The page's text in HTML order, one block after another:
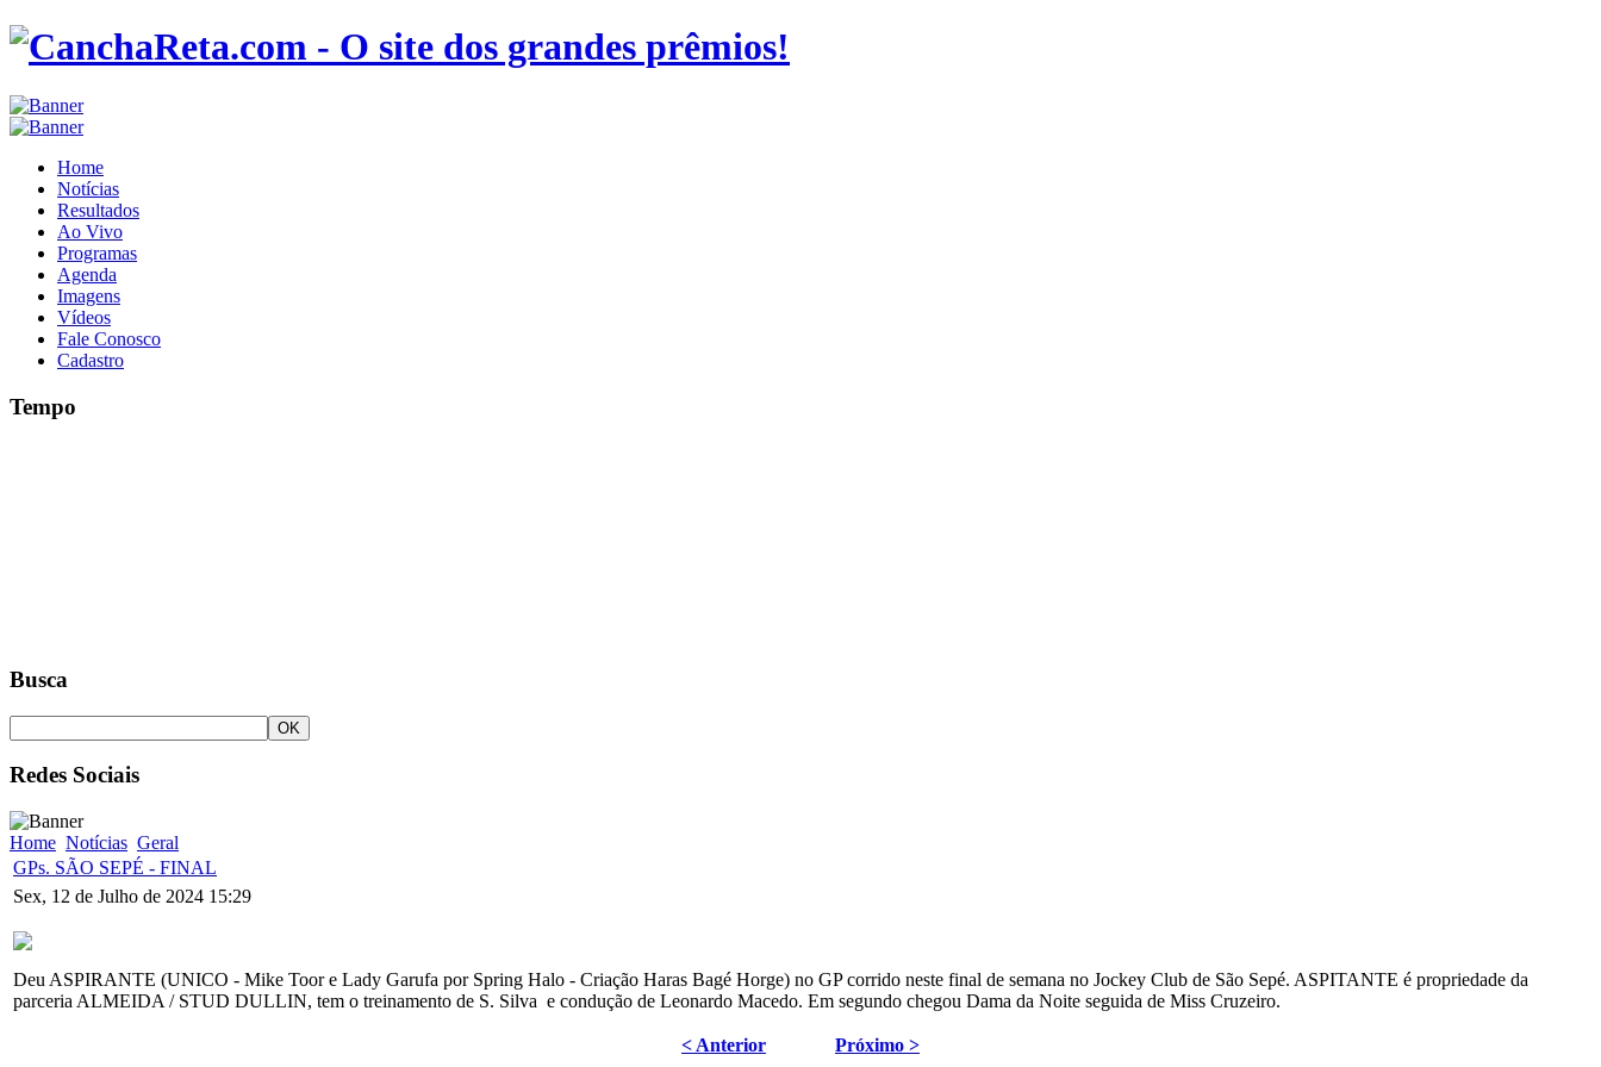
Home
Notícias
Resultados
Ao Vivo
Programas
Agenda
Imagens
Vídeos
Fale Conosco
Cadastro
Tempo
Busca
Redes Sociais
Home Notícias Geral
GPs. SÃO SEPÉ - FINAL
Sex, 12 de Julho de 2024 15:29
Deu ASPIRANTE (UNICO - Mike Toor e Lady Garufa por Spring Halo - Criação Haras Bagé Horge) no GP corrido neste final de semana no Jockey Club de São Sepé. ASPITANTE é propriedade da
parceria ALMEIDA / STUD DULLIN, tem o treinamento de S. Silva e condução de Leonardo Macedo. Em segundo chegou Dama da Noite seguida de Miss Cruzeiro.
< Anterior Próximo >